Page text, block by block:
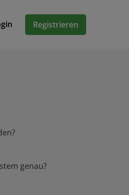
Registrieren
genau?